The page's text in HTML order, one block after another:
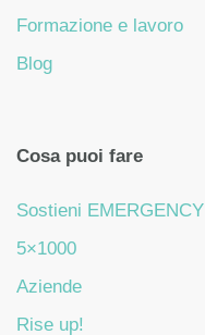
Formazione e lavoro
Blog
Cosa puoi fare
Sostieni EMERGENCY
5×1000
Aziende
Rise up!